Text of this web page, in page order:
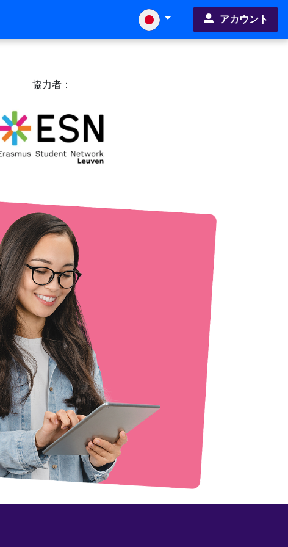
アカウント
協力者：